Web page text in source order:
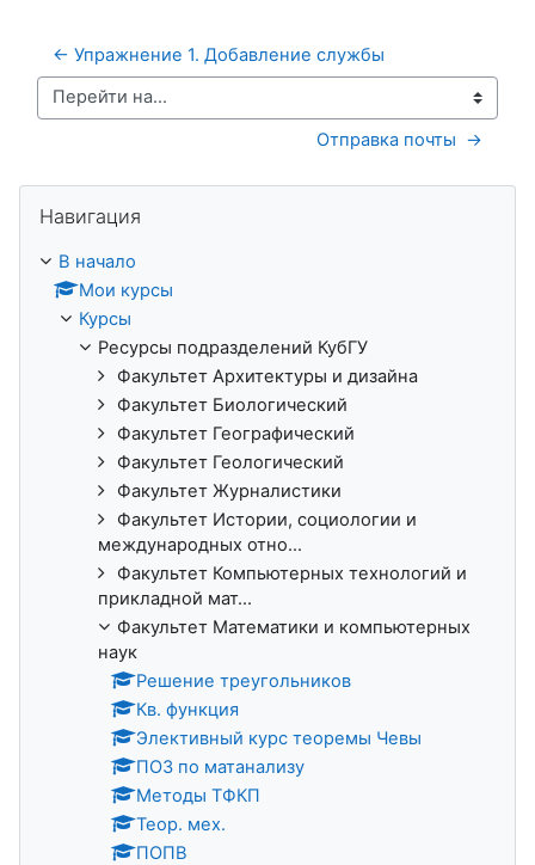
← Упражнение 1. Добавление службы
Перейти на...
Отправка почты  →
Навигация
В начало
Мои курсы
Курсы
Ресурсы подразделений КубГУ
Факультет Архитектуры и дизайна
Факультет Биологический
Факультет Географический
Факультет Геологический
Факультет Журналистики
Факультет Истории, социологии и
международных отно...
Факультет Компьютерных технологий и
прикладной мат...
Факультет Математики и компьютерных
наук
Решение треугольников
Кв. функция
Элективный курс теоремы Чевы
ПОЗ по матанализу
Методы ТФКП
Теор. мех.
ПОПВ